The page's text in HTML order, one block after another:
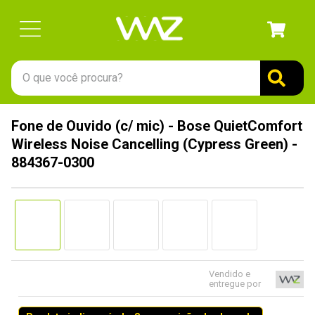
O que você procura?
Fone de Ouvido (c/ mic) - Bose QuietComfort
Wireless Noise Cancelling (Cypress Green) -
884367-0300
Vendido e
entregue por
1º
gabinete
8º
fractal